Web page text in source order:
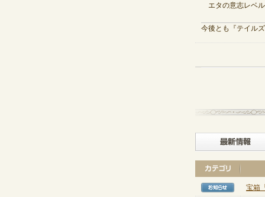
エタの意志レベ
今後とも『テイル
【お
宝箱